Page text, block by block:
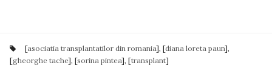
[asociatia transplantatilor din romania], [diana loreta paun],
[gheorghe tache], [sorina pintea], [transplant]